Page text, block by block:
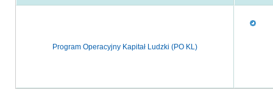
Program Operacyjny Kapitał Ludzki (PO KL)